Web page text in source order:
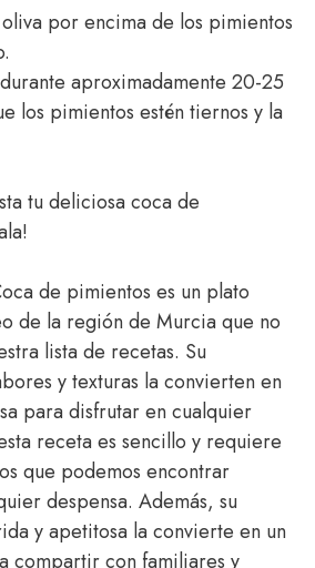
por encima de los pimientos
aproximadamente 20-25
los pimientos estén tiernos y la
tu deliciosa coca de
de pimientos es un plato
de la región de Murcia que no
lista de recetas. Su
y texturas la convierten en
para disfrutar en cualquier
receta es sencillo y requiere
que podemos encontrar
despensa. Además, su
y apetitosa la convierte en un
compartir con familiares y